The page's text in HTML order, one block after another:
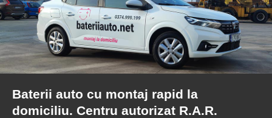
Baterii
moto
Baterii
de
camion
Baterii auto cu montaj rapid la
domiciliu. Centru autorizat R.A.R.